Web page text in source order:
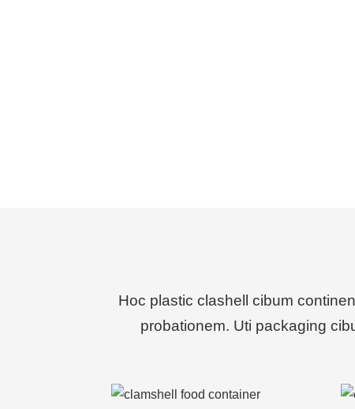
Hoc plastic clashell cibum
probationem. Uti packaging